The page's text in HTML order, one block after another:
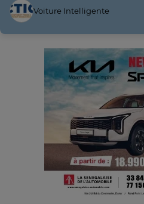
Voiture Intelligente